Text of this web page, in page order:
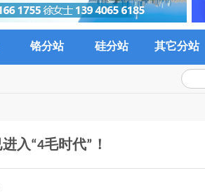
铬分站 硅分站 其它分站
入“4毛时代”！